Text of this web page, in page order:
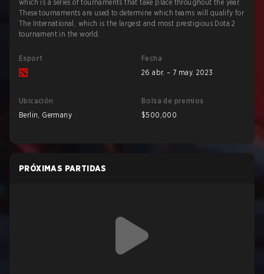
which is a series of tournaments that take place throughout the year.
These tournaments are used to determine which teams will qualify for
The International, which is the largest and most prestigious Dota 2
tournament in the world.
Esport
Fecha
26 abr. – 7 may. 2023
Ubicación
Berlin, Germany
Bolsa de premios
$500,000
PRÓXIMAS PARTIDAS